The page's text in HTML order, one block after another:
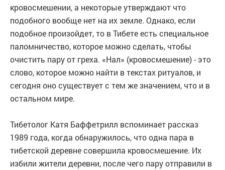
кровосмешении, а некоторые утверждают что
подобного вообще нет на их земле. Однако, если
подобное произойдет, то в Тибете есть специальное
паломничество, которое можно сделать, чтобы
очистить пару от греха. «Нал» (кровосмешение) - это
слово, которое можно найти в текстах ритуалов, и
сегодня оно существует с тем же значением, что и в
остальном мире.
Тибетолог Катя Баффетрилл вспоминает рассказ
1989 года, когда обнаружилось, что одна пара в
тибетской деревне совершила кровосмешение. Их
избили жители деревни, после чего пару отправили в